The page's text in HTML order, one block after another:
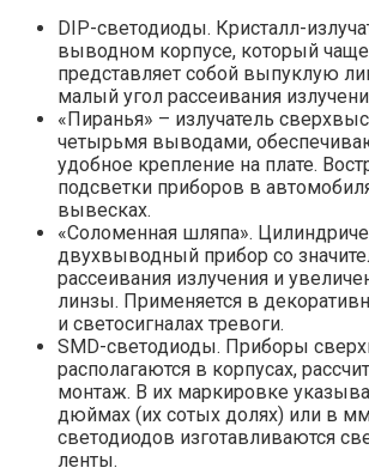
DIP-светодиоды. Кристалл-
выводном корпусе, который чаще
представляет собой выпуклую
малый угол рассеивания
«Пиранья» – излучатель
четырьмя выводами,
удобное крепление на плате.
подсветки приборов в
вывесках.
«Соломенная шляпа».
двухвыводный прибор со
рассеивания излучения и
линзы. Применяется в
и светосигналах тревоги.
SMD-светодиоды. Приборы
располагаются в корпусах,
монтаж. В их маркировке
дюймах (их сотых долях) или в
светодиодов изготавливаются
ленты.